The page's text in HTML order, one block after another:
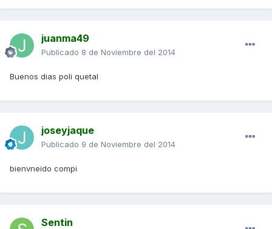
juanma49
Publicado 8 de Noviembre del 2014
Buenos dias poli quetal
joseyjaque
Publicado 9 de Noviembre del 2014
bienvneido compi
Sentin